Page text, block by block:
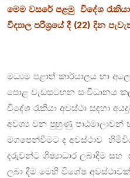
මෙම වසරේ පළමු විදේශ
විද්‍යාල පරිශ්‍රයේ දී (22) දින
මධ්‍යම පළාත් කාර්යාලය හා
පොළ වැඩසටහන
විදේශ රැකියා අවස්ථා සඳහා
අවශ්‍ය වන පුහුණු පාඨමාලාවන්
මගපෙන්වීමට ද අවස්ථාව
දරුවන්ට ශිෂ්‍යාධාර ලබාදිම සහ
ලබා දීම මෙහි විශේෂ